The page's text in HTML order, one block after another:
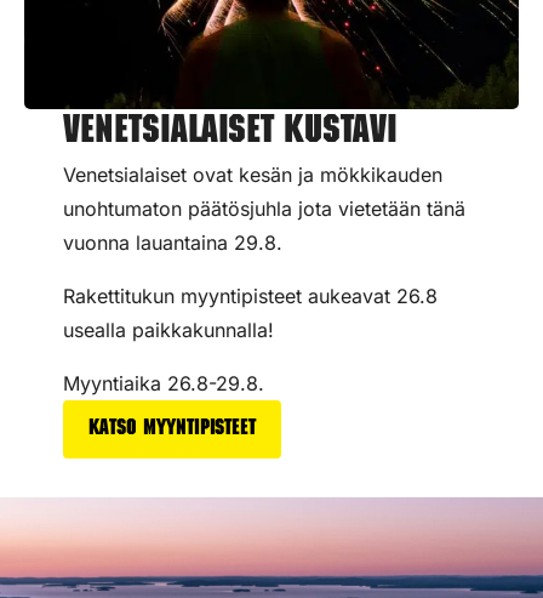
Venetsialaiset Kustavi
Venetsialaiset ovat kesän ja mökkikauden
unohtumaton päätösjuhla jota vietetään tänä
vuonna lauantaina 29.8.
Rakettitukun myyntipisteet aukeavat 26.8
usealla paikkakunnalla!
Myyntiaika 26.8-29.8.
Katso myyntipisteet